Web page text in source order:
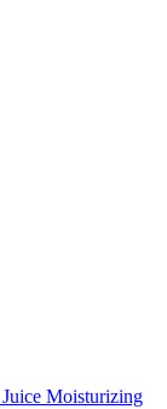
Moisturizing